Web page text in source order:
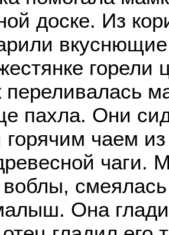
доске. Из
горели
пахла. Они
чаем
чаги.
смеялась
Она